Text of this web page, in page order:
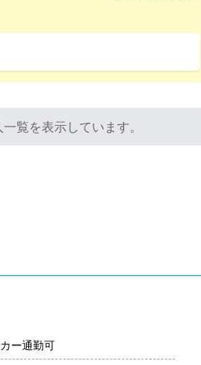
覧を表示しています。
ー通勤可